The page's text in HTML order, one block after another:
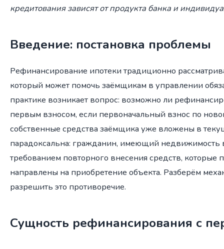
кредитования зависят от продукта банка и
Введение: постановка проблемы
Рефинансирование ипотеки традиционно
который может помочь заёмщикам в управлении
практике возникает вопрос: возможно ли
первым взносом, если первоначальный взнос по
собственные средства заёмщика уже вложены в
парадоксальна: гражданин, имеющий недвижимость в
требованием повторного внесения средств, которые
направлены на приобретение объекта. Разберём
разрешить это противоречие.
Сущность рефинансирования с